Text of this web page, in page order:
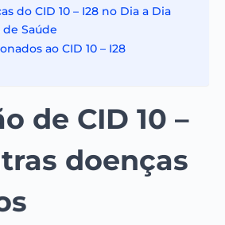
do CID 10 – I28 no Dia a Dia
Saúde
ao CID 10 – I28
de CID 10 –
doenças